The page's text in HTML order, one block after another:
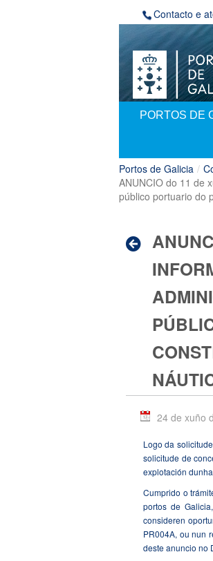
Contacto e
PORTOS DE
Portos de Galicia /
ANUNCIO do 11 de
público portuario do
24 de xuño
Logo da
solicitude de
explotación
Cumprido o
portos de
consideren
PR004A, ou nun
deste anuncio no